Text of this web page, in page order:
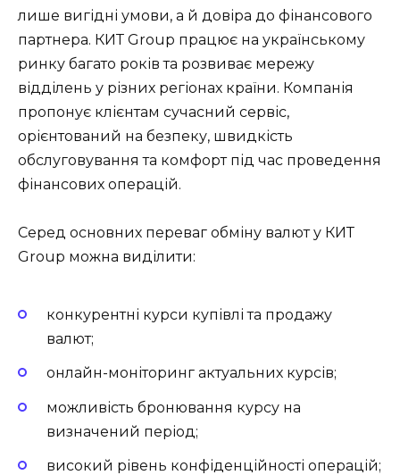
лише вигідні умови, а й довіра до фінансового
партнера. КИТ Group працює на українському
ринку багато років та розвиває мережу
відділень у різних регіонах країни. Компанія
пропонує клієнтам сучасний сервіс,
орієнтований на безпеку, швидкість
обслуговування та комфорт під час проведення
фінансових операцій.
Серед основних переваг обміну валют у КИТ
Group можна виділити:
конкурентні курси купівлі та продажу
валют;
онлайн-моніторинг актуальних курсів;
можливість бронювання курсу на
визначений період;
високий рівень конфіденційності операцій;